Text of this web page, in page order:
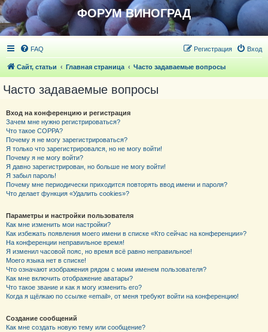
ФОРУМ ВИНОГРАД
FAQ Вход
Регистрация
Сайт, статьи Главная страница Часто задаваемые вопросы
Часто задаваемые вопросы
Вход на конференцию и регистрация
Зачем мне нужно регистрироваться?
Что такое COPPA?
Почему я не могу зарегистрироваться?
Я только что зарегистрировался, но не могу войти!
Почему я не могу войти?
Я давно зарегистрирован, но больше не могу войти!
Я забыл пароль!
Почему мне периодически приходится повторять ввод имени и пароля?
Что делает функция «Удалить cookies»?
Параметры и настройки пользователя
Как мне изменить мои настройки?
Как избежать появления моего имени в списке «Кто сейчас на конференции»?
На конференции неправильное время!
Я изменил часовой пояс, но время всё равно неправильное!
Моего языка нет в списке!
Что означают изображения рядом с моим именем пользователя?
Как мне включить отображение аватары?
Что такое звание и как я могу изменить его?
Когда я щёлкаю по ссылке «email», от меня требуют войти на конференцию!
Создание сообщений
Как мне создать новую тему или сообщение?